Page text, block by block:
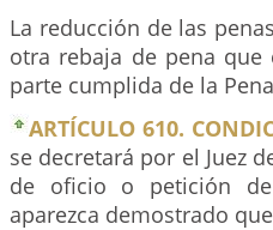
La reducción de las
otra rebaja de pena que
parte cumplida de la
ARTÍCULO 610.
se decretará por el Juez
de oficio o petición
aparezca demostrado